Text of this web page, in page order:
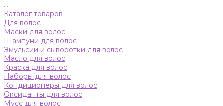
...
Каталог товаров
Для волос
Маски для волос
Шампуни для волос
Эмульсии и сыворотки для волос
Масло для волос
Краска для волос
Наборы для волос
Кондиционеры для волос
Оксиданты для волос
Мусс для волос